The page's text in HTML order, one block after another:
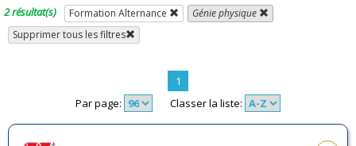
2 résultat(s) Formation Alternance
Génie physique
Supprimer tous les filtres
1
Par page:
Classer la liste: